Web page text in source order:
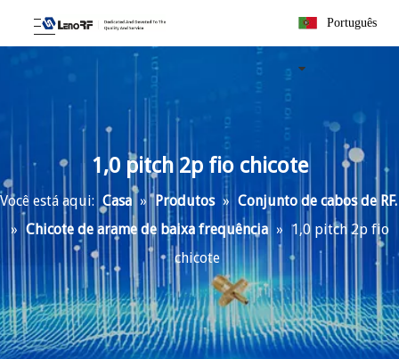
Português
1,0 pitch 2p fio chicote
Você está aqui: Casa » Produtos » Conjunto de cabos de RF.
» Chicote de arame de baixa frequência » 1,0 pitch 2p fio
chicote